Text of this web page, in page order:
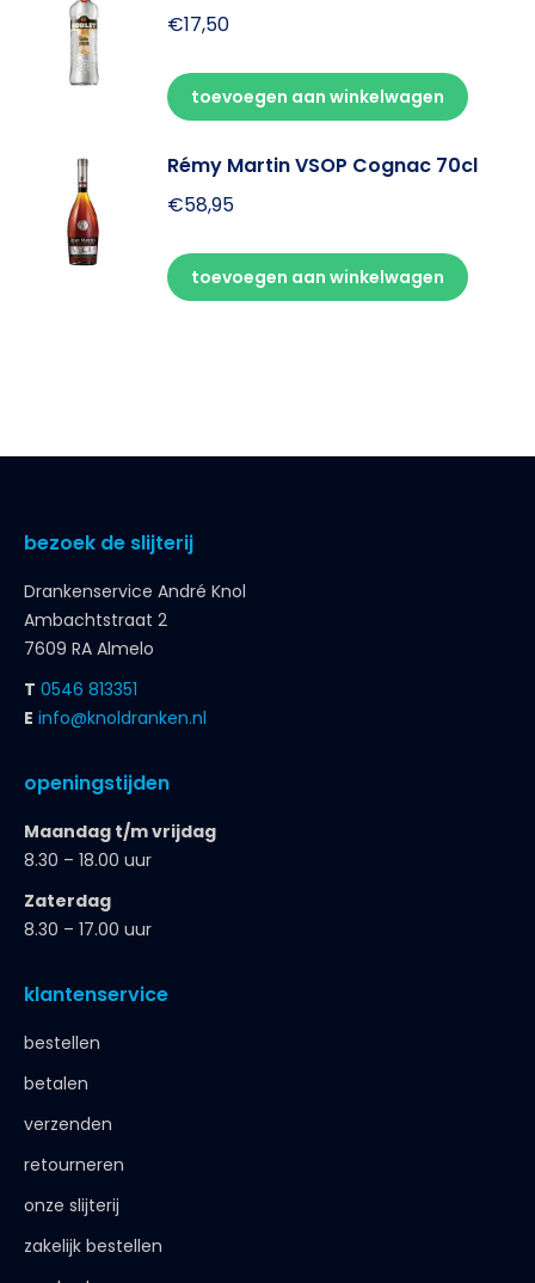
€17,50
toevoegen aan winkelwagen
Rémy Martin VSOP Cognac 70cl
€58,95
toevoegen aan winkelwagen
bezoek de slijterij
Drankenservice André Knol
Ambachtstraat 2
7609 RA Almelo
T 0546 813351
E info@knoldranken.nl
openingstijden
Maandag t/m vrijdag
8.30 – 18.00 uur
Zaterdag
8.30 – 17.00 uur
klantenservice
bestellen
betalen
verzenden
retourneren
onze slijterij
zakelijk bestellen